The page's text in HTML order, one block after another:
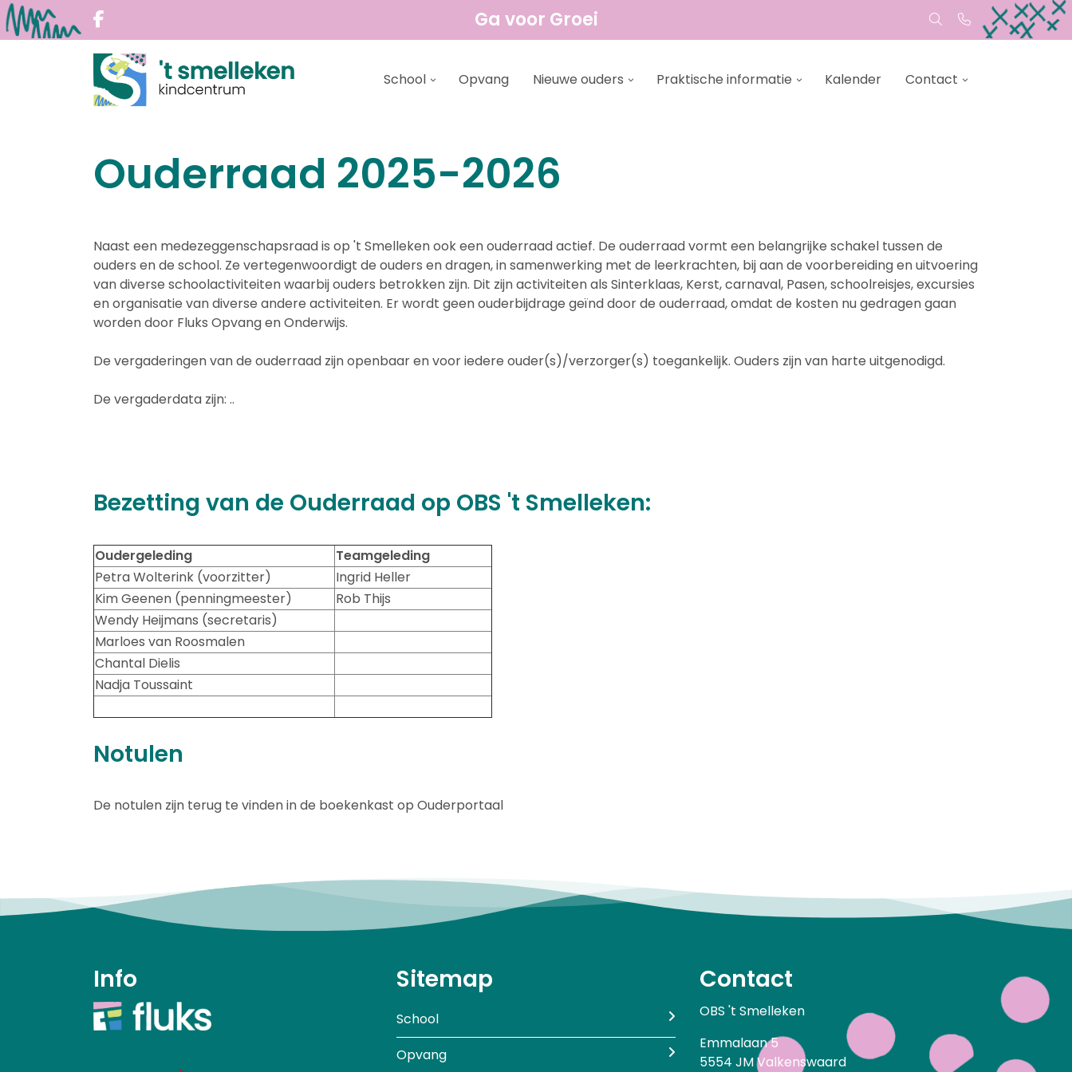
Ga voor Groei
School Opvang Nieuwe ouders Praktische informatie Kalender Contact
Ouderraad 2025-2026
Naast een medezeggenschapsraad is op 't Smelleken ook een ouderraad actief. De ouderraad vormt een belangrijke schakel tussen de
ouders en de school. Ze vertegenwoordigt de ouders en dragen, in samenwerking met de leerkrachten, bij aan de voorbereiding en uitvoering
van diverse schoolactiviteiten waarbij ouders betrokken zijn. Dit zijn activiteiten als Sinterklaas, Kerst, carnaval, Pasen, schoolreisjes, excursies
en organisatie van diverse andere activiteiten. Er wordt geen ouderbijdrage geïnd door de ouderraad, omdat de kosten nu gedragen gaan
worden door Fluks Opvang en Onderwijs.
De vergaderingen van de ouderraad zijn openbaar en voor iedere ouder(s)/verzorger(s) toegankelijk. Ouders zijn van harte uitgenodigd.
De vergaderdata zijn: ..
Bezetting van de Ouderraad op OBS 't Smelleken:
Oudergeleding
Teamgeleding
Petra Wolterink (voorzitter)
Ingrid Heller
Kim Geenen (penningmeester)
Rob Thijs
Wendy Heijmans (secretaris)
Marloes van Roosmalen
Chantal Dielis
Nadja Toussaint
Notulen
De notulen zijn terug te vinden in de boekenkast op Ouderportaal
Info Sitemap
School
Opvang
Contact
OBS 't Smelleken
Emmalaan 5
5554 JM Valkenswaard